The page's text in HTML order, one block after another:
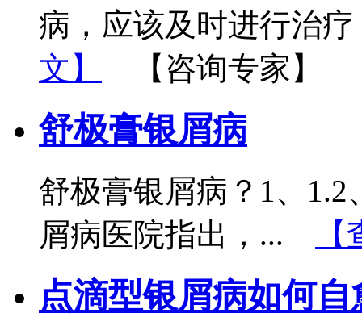
病，应该及时进行治
文】
【咨询专家】
舒极膏银屑病
舒极膏银屑病？1、1.2
屑病医院指出，...
点滴型银屑病如何